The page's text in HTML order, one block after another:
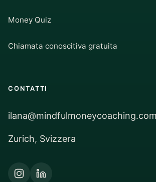
Money Quiz
Chiamata conoscitiva gratuita
CONTATTI
ilana@mindfulmoneycoaching.com
Zurich, Svizzera